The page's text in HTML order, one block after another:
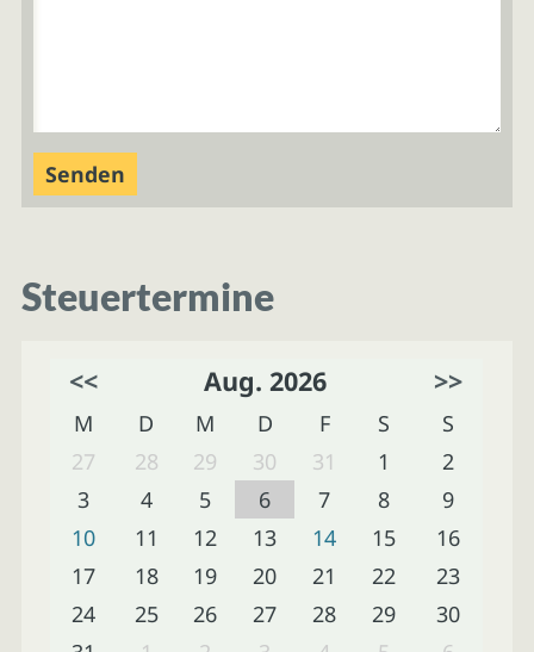
Steuertermine
<< Aug. 2026 >>
M D M D F S
S
27
28 29 30 31 1
2
3
4 5 6 7 8
9
10
11 12 13 14 15
16
17
18 19 20 21 22
23
24
25 26 27 28 29
30